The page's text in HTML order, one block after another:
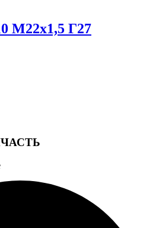
М22х1,5 Г27